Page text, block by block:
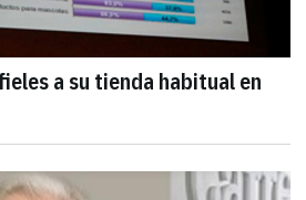
a su tienda habitual en